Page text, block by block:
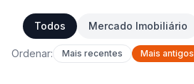
Todos Mercado Imobiliário
Ordenar: Mais recentes Mais antigos